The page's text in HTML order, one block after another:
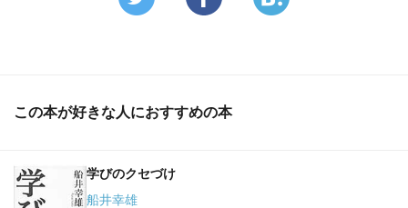
この本が好きな人におすすめの本
学びのクセづけ
船井幸雄